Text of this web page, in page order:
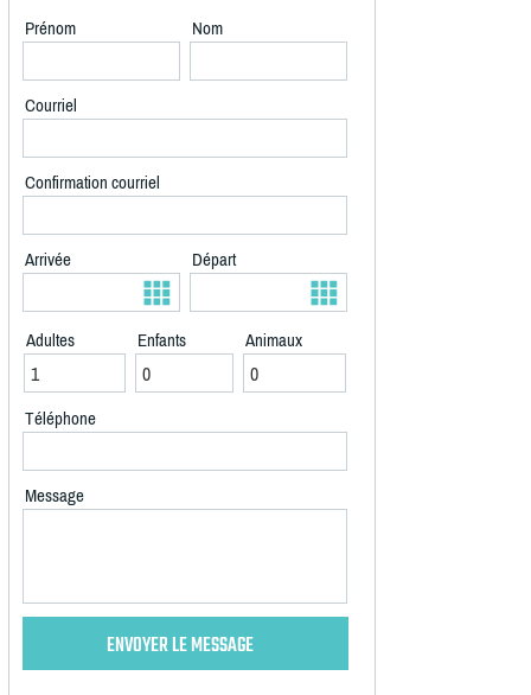
Prénom Nom
Courriel
Confirmation courriel
Arrivée Départ
Adultes Enfants Animaux
Téléphone
Message